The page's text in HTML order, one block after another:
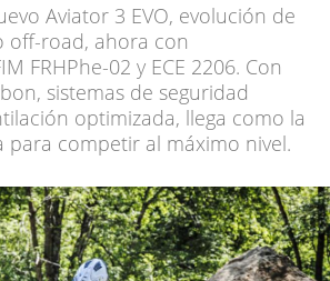
Aviator 3 EVO, evolución de
off-road, ahora con
FRHPhe-02 y ECE 2206. Con
sistemas de seguridad
optimizada, llega como la
para competir al máximo nivel.